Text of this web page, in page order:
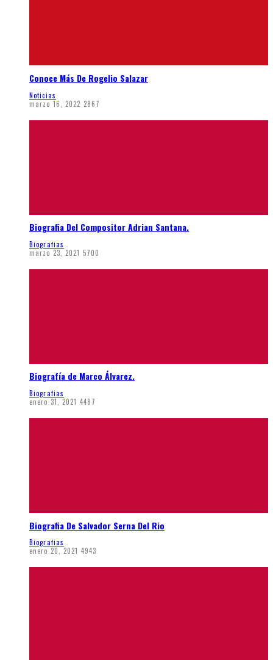
Conoce Más De Rogelio Salazar
Noticias
marzo 16, 2022 2867
Biografia Del Compositor Adrian Santana.
Biografias
marzo 23, 2021 5700
Biografía de Marco Álvarez.
Biografias
enero 31, 2021 4487
Biografia De Salvador Serna Del Rio
Biografias
enero 20, 2021 4943